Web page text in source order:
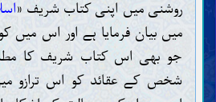
روشنی میں اپنی کتاب شریف «
میں بیان فرمایا ہے اور اس
جو بھی اس کتاب شریف کا
شخص کے عقائد کو اس ترازو